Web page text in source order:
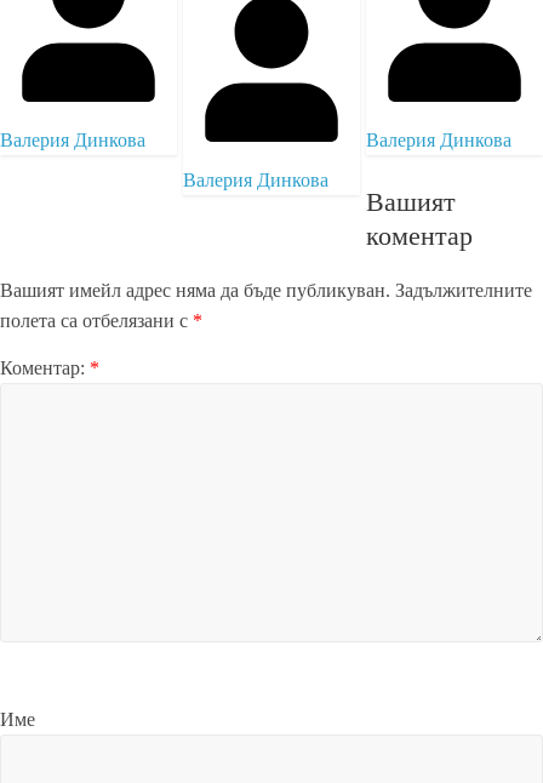
Валерия Динкова
Валерия Динкова
Валерия Динкова
Вашият
коментар
Вашият имейл адрес няма да бъде публикуван. Задължителните
полета са отбелязани с *
Коментар: *
Име